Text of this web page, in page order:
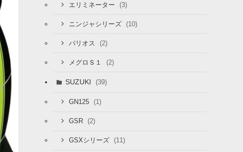
エリミネーター (3)
ニンジャシリーズ (10)
バリオス (2)
メグロＳ１ (2)
SUZUKI (39)
GN125 (1)
GSR (2)
GSXシリーズ (11)